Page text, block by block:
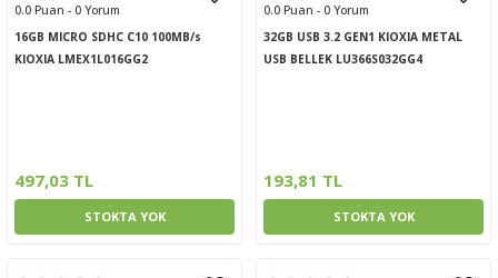
0.0 Puan - 0 Yorum
16GB MICRO SDHC C10 100MB/s
KIOXIA LMEX1L016GG2
497,03 TL
STOKTA YOK
0.0 Puan - 0 Yorum
32GB USB 3.2 GEN1 KIOXIA METAL
USB BELLEK LU366S032GG4
193,81 TL
STOKTA YOK